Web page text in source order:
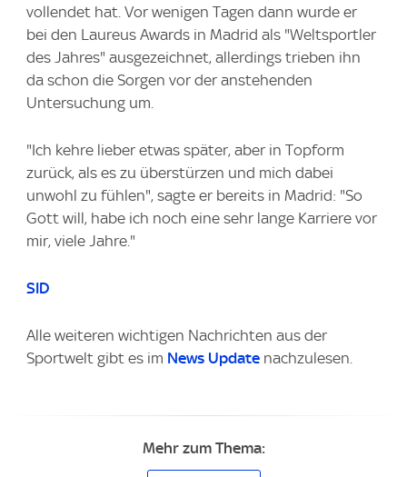
vollendet hat. Vor wenigen Tagen dann wurde er
bei den Laureus Awards in Madrid als "Weltsportler
des Jahres" ausgezeichnet, allerdings trieben ihn
da schon die Sorgen vor der anstehenden
Untersuchung um.
"Ich kehre lieber etwas später, aber in Topform
zurück, als es zu überstürzen und mich dabei
unwohl zu fühlen", sagte er bereits in Madrid: "So
Gott will, habe ich noch eine sehr lange Karriere vor
mir, viele Jahre."
SID
Alle weiteren wichtigen Nachrichten aus der
Sportwelt gibt es im News Update nachzulesen.
Mehr zum Thema: